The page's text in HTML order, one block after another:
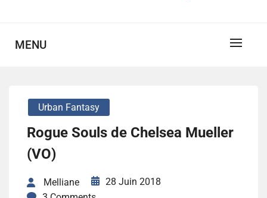
MENU
Urban Fantasy
Rogue Souls de Chelsea Mueller
(VO)
Melliane
28 Juin 2018